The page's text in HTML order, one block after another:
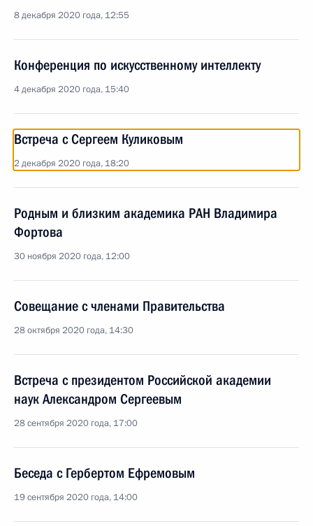
8 декабря 2020 года, 12:55
Конференция по искусственному интеллекту
4 декабря 2020 года, 15:40
Встреча с Сергеем Куликовым
2 декабря 2020 года, 18:20
Родным и близким академика РАН Владимира
Фортова
30 ноября 2020 года, 12:00
Совещание с членами Правительства
28 октября 2020 года, 14:30
Встреча с президентом Российской академии
наук Александром Сергеевым
28 сентября 2020 года, 17:00
Беседа с Гербертом Ефремовым
19 сентября 2020 года, 14:00